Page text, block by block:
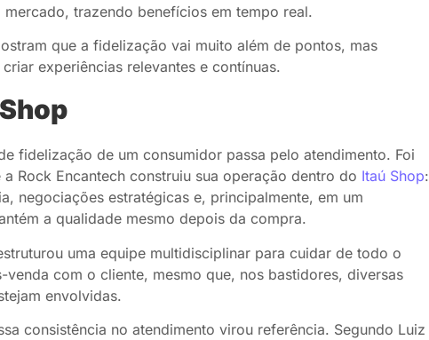
mercado, trazendo benefícios em tempo real.
que a fidelização vai muito além de pontos, mas
experiências relevantes e contínuas.
fidelização de um consumidor passa pelo atendimento. Foi
Rock Encantech construiu sua operação dentro do Itaú Shop:
negociações estratégicas e, principalmente, em um
a qualidade mesmo depois da compra.
uma equipe multidisciplinar para cuidar de todo o
venda com o cliente, mesmo que, nos bastidores, diversas
envolvidas.
consistência no atendimento virou referência. Segundo Luiz